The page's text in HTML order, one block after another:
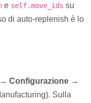
e self.move_ids su
di auto-replenish è lo
→ Configurazione →
Sulla